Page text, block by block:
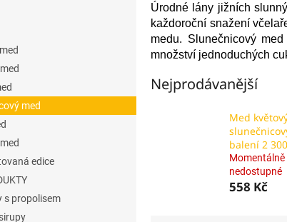
med
edice
s propolisem
Úrodné lány jižních
každoroční snažení
medu. Slunečnicový
množství jednoduchých
Nejprodávanější
Med
balení 2
Momentálně
nedostupné
558 Kč